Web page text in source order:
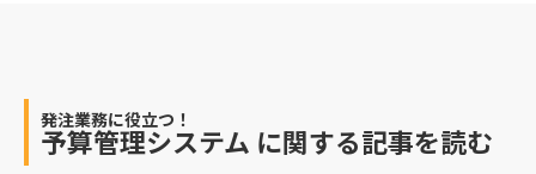
発注業務に役立つ！
予算管理システム に関する記事を読む